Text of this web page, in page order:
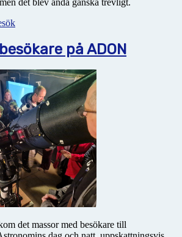
på ADON
det massor med besökare till